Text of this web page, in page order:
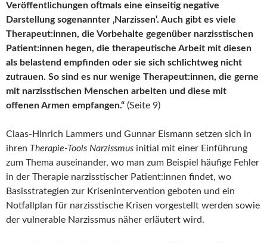
Veröffentlichungen oftmals eine einseitig negative
Darstellung sogenannter ‚Narzissen‘. Auch gibt es viele
Therapeut:innen, die Vorbehalte gegenüber narzisstischen
Patient:innen hegen, die therapeutische Arbeit mit diesen
als belastend empfinden oder sie sich schlichtweg nicht
zutrauen. So sind es nur wenige Therapeut:innen, die gerne
mit narzisstischen Menschen arbeiten und diese mit
offenen Armen empfangen.“ (Seite 9)
Claas-Hinrich Lammers und Gunnar Eismann setzen sich in
ihren Therapie-Tools Narzissmus initial mit einer Einführung
zum Thema auseinander, wo man zum Beispiel häufige Fehler
in der Therapie narzisstischer Patient:innen findet, wo
Basisstrategien zur Krisenintervention geboten und ein
Notfallplan für narzisstische Krisen vorgestellt werden sowie
der vulnerable Narzissmus näher erläutert wird.